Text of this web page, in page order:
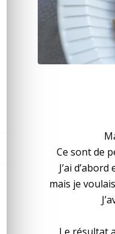
Ce sont de
J’ai
mais je